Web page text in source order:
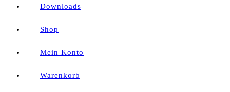
Downloads
Shop
Mein Konto
Warenkorb